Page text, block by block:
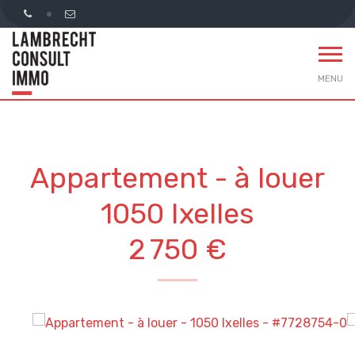
MENU
Appartement - à louer
1050 Ixelles
2 750 €